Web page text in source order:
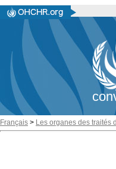
Français > Les organes des traités